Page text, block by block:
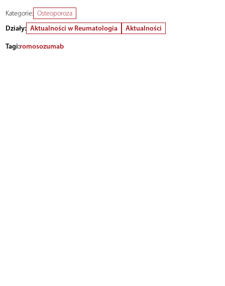
Kategorie: Osteoporoza
Działy: Aktualności w Reumatologia
Aktualności
Tagi:romosozumab